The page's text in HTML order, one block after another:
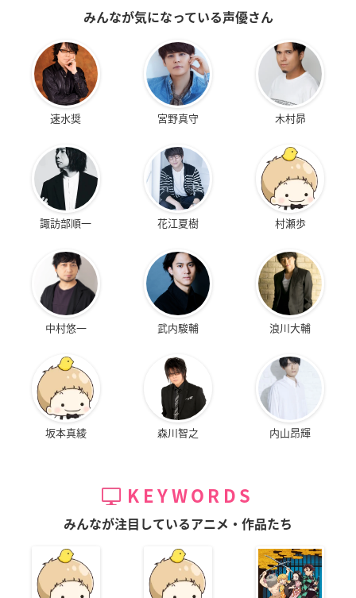
みんなが気になっている声優さん
速水奨 宮野真守 木村昴
諏訪部順一 花江夏樹 村瀬歩
中村悠一 武内駿輔 浪川大輔
坂本真綾 森川智之 内山昂輝
KEYWORDS
みんなが注目しているアニメ・作品たち